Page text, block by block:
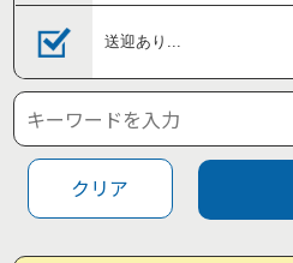
送迎あり ...
クリア